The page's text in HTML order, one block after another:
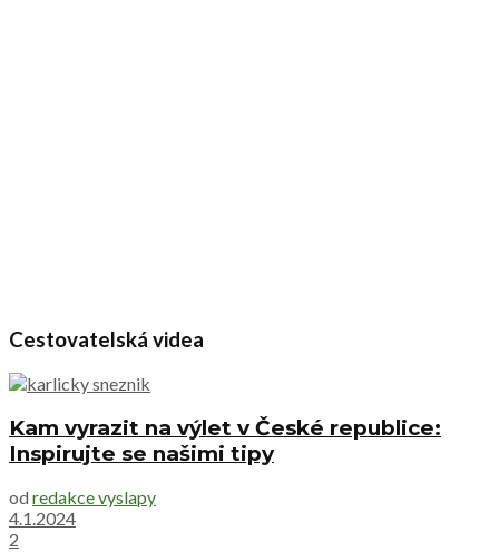
Cestovatelská videa
Kam vyrazit na výlet v České republice:
Inspirujte se našimi tipy
od redakce vyslapy
4.1.2024
2